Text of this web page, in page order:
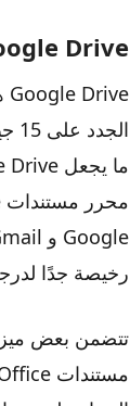
Drive
رخيصة جدًا
تتضمن بعض